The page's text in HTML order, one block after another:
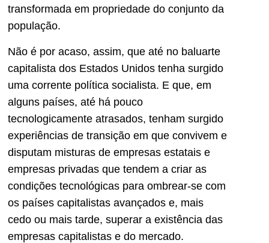
transformada em propriedade do conjunto da
população.
Não é por acaso, assim, que até no baluarte
capitalista dos Estados Unidos tenha surgido
uma corrente política socialista. E que, em
alguns países, até há pouco
tecnologicamente atrasados, tenham surgido
experiências de transição em que convivem e
disputam misturas de empresas estatais e
empresas privadas que tendem a criar as
condições tecnológicas para ombrear-se com
os países capitalistas avançados e, mais
cedo ou mais tarde, superar a existência das
empresas capitalistas e do mercado.